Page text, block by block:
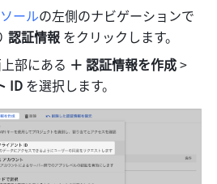
ール
認証情報 をクリックします。
部にある ＋ 認証情報を作成
ID を選択します。